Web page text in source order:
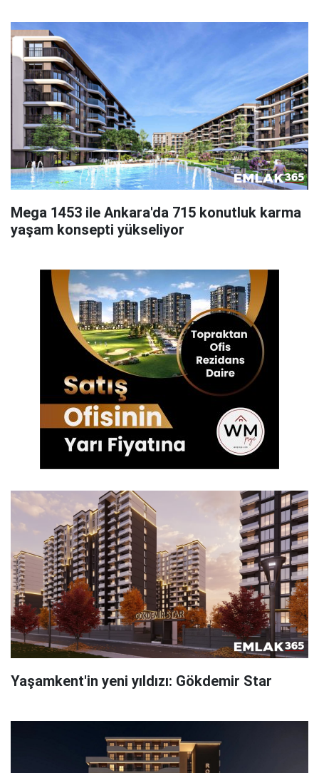
Mega 1453 ile Ankara'da 715 konutluk karma
yaşam konsepti yükseliyor
Yaşamkent'in yeni yıldızı: Gökdemir Star